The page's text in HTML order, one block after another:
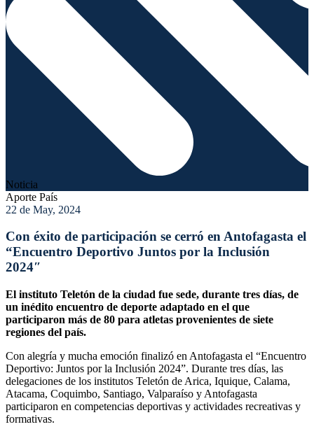
Noticia
Aporte País
22 de May, 2024
Con éxito de participación se cerró en Antofagasta el
“Encuentro Deportivo Juntos por la Inclusión
2024″
El instituto Teletón de la ciudad fue sede, durante tres días, de
un inédito encuentro de deporte adaptado en el que
participaron más de 80 para atletas provenientes de siete
regiones del país.
Con alegría y mucha emoción finalizó en Antofagasta el “Encuentro
Deportivo: Juntos por la Inclusión 2024”. Durante tres días, las
delegaciones de los institutos Teletón de Arica, Iquique, Calama,
Atacama, Coquimbo, Santiago, Valparaíso y Antofagasta
participaron en competencias deportivas y actividades recreativas y
formativas.